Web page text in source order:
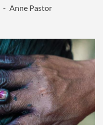
Anne Pastor